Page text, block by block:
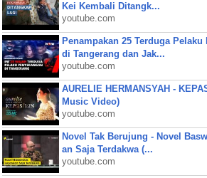
Kei Kembali Ditangk...
youtube.com
Penampakan 25 Terduga Pelaku
di Tangerang dan Jak...
youtube.com
AURELIE HERMANSYAH -
Music Video)
youtube.com
Novel Tak Berujung - Novel
an Saja Terdakwa (...
youtube.com